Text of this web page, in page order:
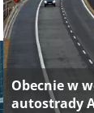
Obecnie w
autostrady